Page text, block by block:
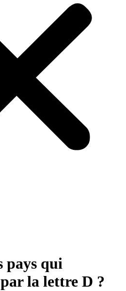
pays qui
la lettre D ?